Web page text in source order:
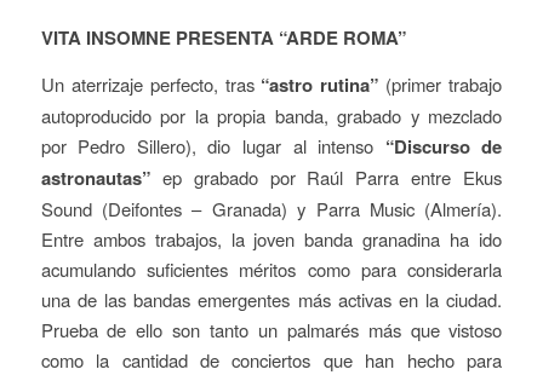
VITA INSOMNE PRESENTA “ARDE ROMA”
Un aterrizaje perfecto, tras “astro rutina” (primer trabajo
autoproducido por la propia banda, grabado y mezclado
por Pedro Sillero), dio lugar al intenso “Discurso de
astronautas”ep grabado por Raúl Parra entre Ekus
Sound (Deifontes – Granada) y Parra Music (Almería).
Entre ambos trabajos, la joven banda granadina ha ido
acumulando suficientes méritos como para considerarla
una de las bandas emergentes más activas en la ciudad.
Prueba de ello son tanto un palmarés más que vistoso
como la cantidad de conciertos que han hecho para